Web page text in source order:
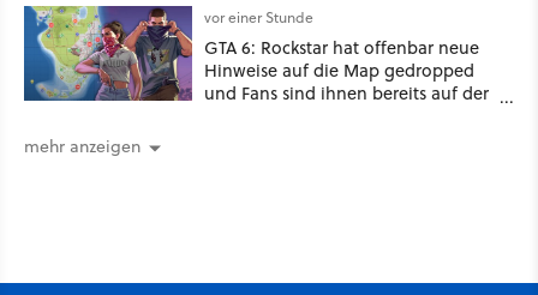
das günstige Smartphone sogar
[Best of GameStar]
vor einer Stunde
GTA 6: Rockstar hat offenbar neue
Hinweise auf die Map gedropped
und Fans sind ihnen bereits auf der
mehr anzeigen